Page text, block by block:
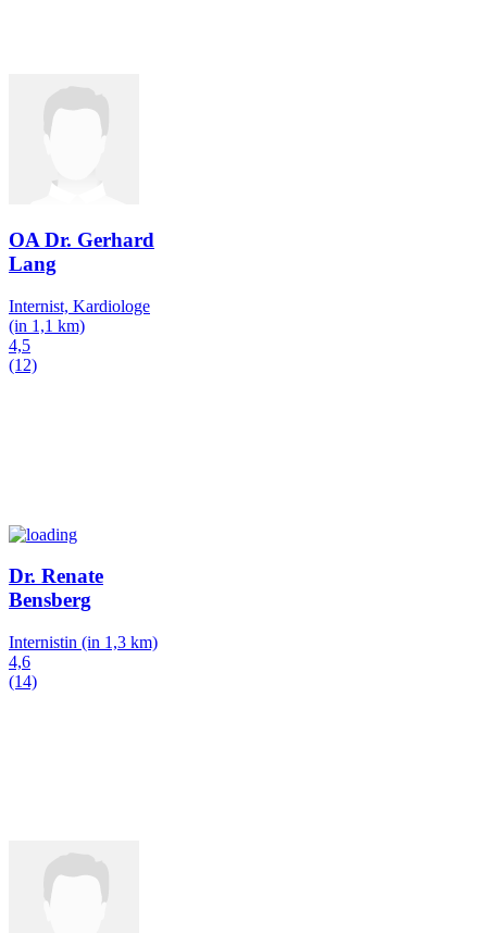
OA Dr. Gerhard
Lang
Internist, Kardiologe
(in 1,1 km)
4,5
(12)
Dr. Renate
Bensberg
Internistin (in 1,3 km)
4,6
(14)